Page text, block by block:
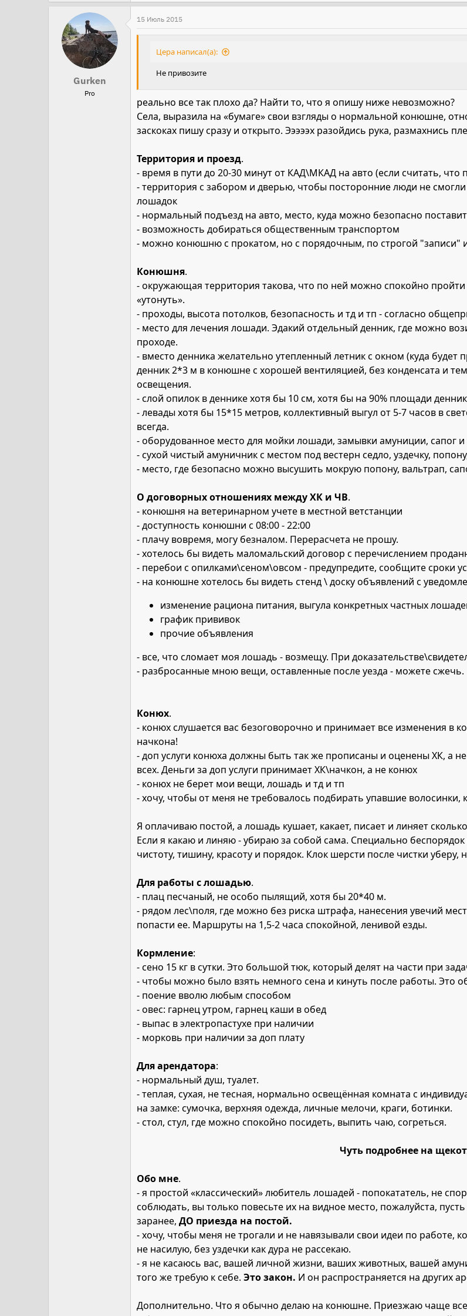
Gurken
Pro
15 Июль 2015
Цера написал(а):
Не привозите
реально все так плохо да? Найти то, что я опишу ниже невозможно?
Села, выразила на «бумаге» свои взгляды о нормальной конюшне,
заскоках пишу сразу и открыто. Эээээх разойдись рука, размахнись
Территория и проезд.
- время в пути до 20-30 минут от КАД\МКАД на авто (если считать, что
- территория с забором и дверью, чтобы посторонние люди не
лошадок
- нормальный подъезд на авто, место, куда можно безопасно
- возможность добираться общественным транспортом
- можно конюшню с прокатом, но с порядочным, по строгой "записи"
Конюшня.
- окружающая территория такова, что по ней можно спокойно пройти
«утонуть».
- проходы, высота потолков, безопасность и тд и тп - согласно
- место для лечения лошади. Эдакий отдельный денник, где можно
проходе.
- вместо денника желательно утепленный летник с окном (куда
денник 2*3 м в конюшне с хорошей вентиляцией, без конденсата и
освещения.
- слой опилок в деннике хотя бы 10 см, хотя бы на 90% площади
- левады хотя бы 15*15 метров, коллективный выгул от 5-7 часов в
всегда.
- оборудованное место для мойки лошади, замывки амуниции, сапог и
- сухой чистый амуничник с местом под вестерн седло, уздечку,
- место, где безопасно можно высушить мокрую попону, вальтрап,
О договорных отношениях между ХК и ЧВ.
- конюшня на ветеринарном учете в местной ветстанции
- доступность конюшни с 08:00 - 22:00
- плачу вовремя, могу безналом. Перерасчета не прошу.
- хотелось бы видеть маломальский договор с перечислением
- перебои с опилками\сеном\овсом - предупредите, сообщите сроки
- на конюшне хотелось бы видеть стенд \ доску объявлений с
изменение рациона питания, выгула конкретных частных
график прививок
прочие объявления
- все, что сломает моя лошадь - возмещу. При
- разбросанные мною вещи, оставленные после уезда - можете сжечь.
Конюх.
- конюх слушается вас безоговорочно и принимает все изменения в
начкона!
- доп услуги конюха должны быть так же прописаны и оценены ХК, а
всех. Деньги за доп услуги принимает ХК\начкон, а не конюх
- конюх не берет мои вещи, лошадь и тд и тп
- хочу, чтобы от меня не требовалось подбирать упавшие волосинки,
Я оплачиваю постой, а лошадь кушает, какает, писает и линяет
Если я какаю и линяю - убираю за собой сама. Специально
чистоту, тишину, красоту и порядок. Клок шерсти после чистки
Для работы с лошадью.
- плац песчаный, не особо пылящий, хотя бы 20*40 м.
- рядом лес\поля, где можно без риска штрафа, нанесения увечий
попасти ее. Маршруты на 1,5-2 часа спокойной, ленивой езды.
Кормление:
- сено 15 кг в сутки. Это большой тюк, который делят на части при
- чтобы можно было взять немного сена и кинуть после работы. Это
- поение вволю любым способом
- овес: гарнец утром, гарнец каши в обед
- выпас в электропастухе при наличии
- морковь при наличии за доп плату
Для арендатора:
- нормальный душ, туалет.
- теплая, сухая, не тесная, нормально освещённая комната с
на замке: сумочка, верхняя одежда, личные мелочи, краги, ботинки.
- стол, стул, где можно спокойно посидеть, выпить чаю, согреться.
Чуть подробнее на
Обо мне.
- я простой «классический» любитель лошадей - попокататель, не
соблюдать, вы только повесьте их на видное место, пожалуйста,
заранее, ДО приезда на постой.
- хочу, чтобы меня не трогали и не навязывали свои идеи по работе,
не насилую, без уздечки как дура не рассекаю.
- я не касаюсь вас, вашей личной жизни, ваших животных, вашей
того же требую к себе. Это закон. И он распространяется на других
Дополнительно. Что я обычно делаю на конюшне. Приезжаю чаще